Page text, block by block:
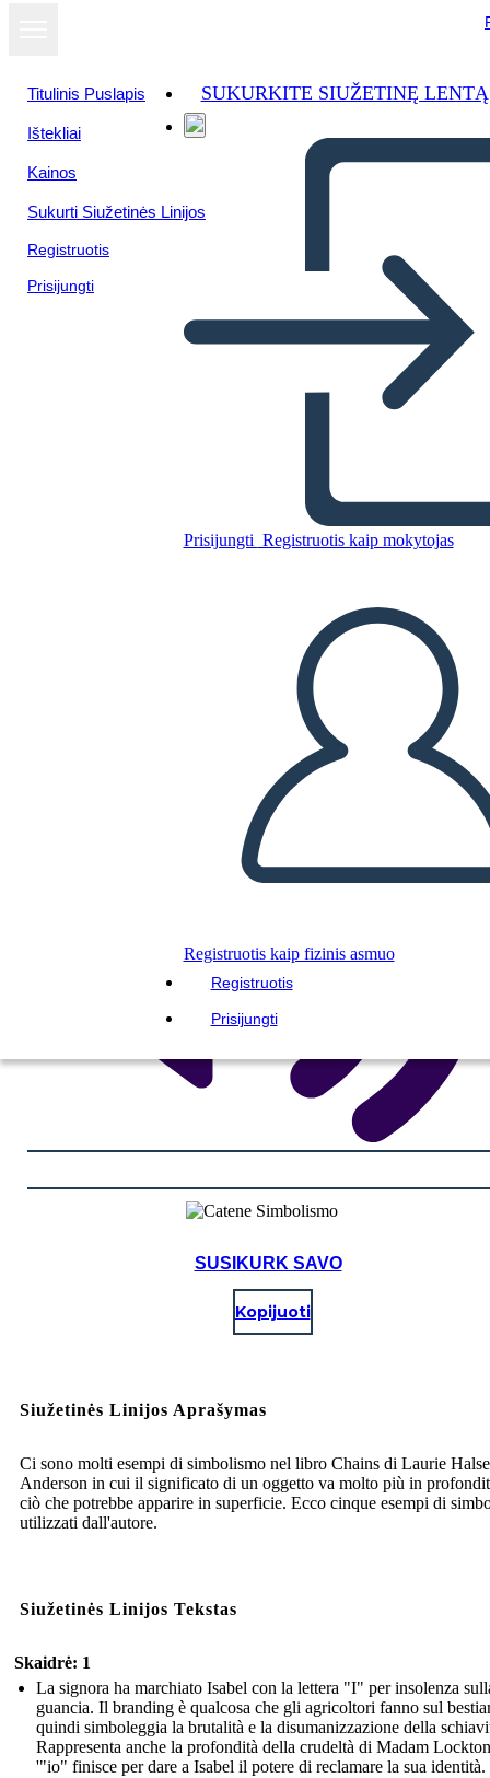
Titulinis Puslapis
Ištekliai
Kainos
Sukurti Siužetinės Linijos
Registruotis
Prisijungti
SUKURKITE SIUŽETINĘ LENTĄ
Prisijungti Registruotis kaip mokytojas
Registruotis kaip fizinis asmuo
Registruotis
Prisijungti
PALEISTI SKAIDRIŲ DEMONSTRACIJĄ
SKAITYK MAN
SUSIKURK SAVO
Kopijuoti
Siužetinės Linijos Aprašymas
Ci sono molti esempi di simbolismo nel libro Chains di Laurie Halse
Anderson in cui il significato di un oggetto va molto più in
ciò che potrebbe apparire in superficie. Ecco cinque esempi di
utilizzati dall'autore.
Siužetinės Linijos Tekstas
Skaidrė: 1
La signora ha marchiato Isabel con la lettera "I" per insolenza
guancia. Il branding è qualcosa che gli agricoltori fanno sul
quindi simboleggia la brutalità e la disumanizzazione della
Rappresenta anche la profondità della crudeltà di Madam
'"io" finisce per dare a Isabel il potere di reclamare la sua identità.